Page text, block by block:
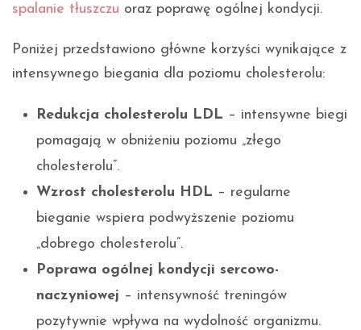
spalanie tłuszczu oraz poprawę ogólnej kondycji.
Poniżej przedstawiono główne korzyści wynikające z
intensywnego biegania dla poziomu cholesterolu:
Redukcja cholesterolu LDL – intensywne biegi
pomagają w obniżeniu poziomu „złego
cholesterolu”.
Wzrost cholesterolu HDL – regularne
bieganie wspiera podwyższenie poziomu
„dobrego cholesterolu”.
Poprawa ogólnej kondycji sercowo-
naczyniowej – intensywność treningów
pozytywnie wpływa na wydolność organizmu.